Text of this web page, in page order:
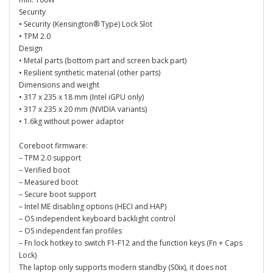
Security
• Security (Kensington® Type) Lock Slot
• TPM 2.0
Design
• Metal parts (bottom part and screen back part)
• Resilient synthetic material (other parts)
Dimensions and weight
• 317 x 235 x 18 mm (Intel iGPU only)
• 317 x 235 x 20 mm (NVIDIA variants)
• 1.6kg without power adaptor
Coreboot firmware:
– TPM 2.0 support
– Verified boot
– Measured boot
– Secure boot support
– Intel ME disabling options (HECI and HAP)
– OS independent keyboard backlight control
– OS independent fan profiles
– Fn lock hotkey to switch F1-F12 and the function keys (Fn + Caps
Lock)
The laptop only supports modern standby (S0ix), it does not